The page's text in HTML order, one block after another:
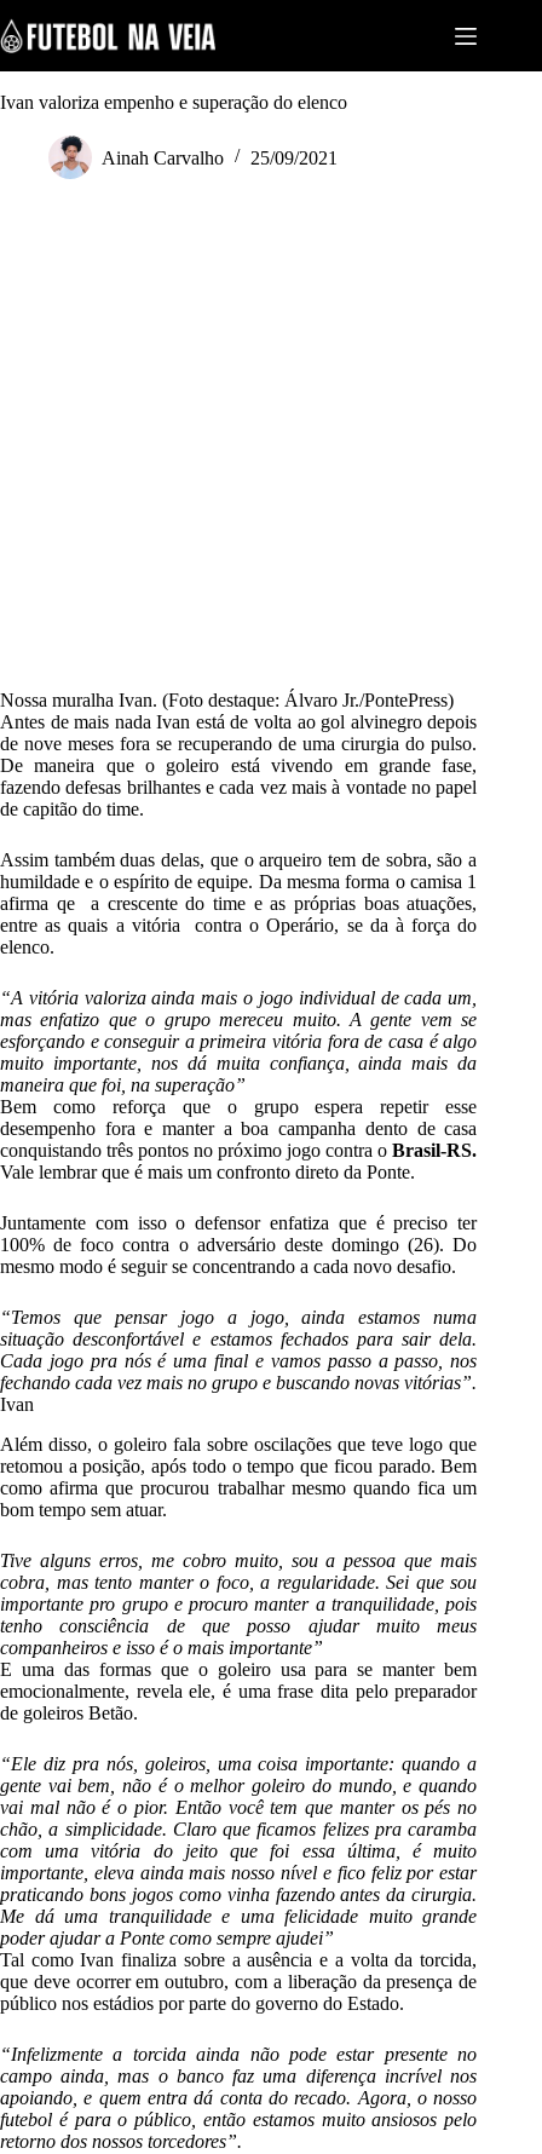
k
i
p
tIvan valoriza empenho e superação do elenco
Ainah Carvalho 25/09/2021
Nossa muralha Ivan. (Foto destaque: Álvaro Jr./PontePress)
Antes de mais nada Ivan está de volta ao gol alvinegrodepois
de nove meses fora se recuperando de uma cirurgia do pulso.
De maneira que o goleiro está vivendo em grande fase,
fazendo defesas brilhantes e cada vez mais à vontade no papel
de capitão do time.
Assim também duas delas, que o arqueiro tem de sobra, são a
humildade e o espírito de equipe. Da mesma forma o camisa 1
afirma qe a crescente do time e as próprias boas atuações,
entre as quais a vitória contra o Operário, se da à força do
elenco.
“A vitória valoriza ainda mais o jogo individual de cada um,
mas enfatizo que o grupo mereceu muito. A gente vem se
esforçando e conseguir a primeira vitória fora de casa é algo
muito importante, nos dá muita confiança, ainda mais da
maneira que foi, na superação”
Bem como reforça que o grupo espera repetir esse
desempenho fora e manter a boa campanha dento de casa
conquistando três pontos no próximo jogo contra o Brasil-RS.
Vale lembrar que é mais um confronto direto da Ponte.
Juntamente com isso o defensor enfatiza que é preciso ter
100% de foco contra o adversário deste domingo (26). Do
mesmo modo é seguir se concentrando a cada novo desafio.
“Temos que pensar jogo a jogo, ainda estamos numa
situação desconfortável e estamos fechados para sair dela.
Cada jogo pra nós é uma final e vamos passo a passo, nos
fechando cada vez mais no grupo e buscando novas vitórias”.
Ivan
Além disso, o goleiro fala sobre oscilações que teve logo que
retomou a posição, após todo o tempo que ficou parado. Bem
como afirma que procurou trabalhar mesmo quando fica um
bom tempo sem atuar.
Tive alguns erros, me cobro muito, sou a pessoa que mais
cobra, mas tento manter o foco, a regularidade. Sei que sou
importante pro grupo e procuro manter a tranquilidade, pois
tenho consciência de que posso ajudar muito meus
companheiros e isso é o mais importante”
E uma das formas que o goleiro usa para se manter bem
emocionalmente, revela ele, é uma frase dita pelo preparador
de goleiros Betão.
“Ele diz pra nós, goleiros, uma coisa importante: quando a
gente vai bem, não é o melhor goleiro do mundo, e quando
vai mal não é o pior. Então você tem que manter os pés no
chão, a simplicidade. Claro que ficamos felizes pra caramba
com uma vitória do jeito que foi essa última, é muito
importante, eleva ainda mais nosso nível e fico feliz por estar
praticando bons jogos como vinha fazendo antes da cirurgia.
Me dá uma tranquilidade e uma felicidade muito grande
poder ajudar a Ponte como sempre ajudei”
Tal como Ivan finaliza sobre a ausência e a volta da torcida,
que deve ocorrer em outubro, com a liberação da presença de
público nos estádios por parte do governo do Estado.
“Infelizmente a torcida ainda não pode estar presente no
campo ainda, mas o banco faz uma diferença incrível nos
apoiando, e quem entra dá conta do recado. Agora, o nosso
futebol é para o público, então estamos muito ansiosos pelo
retorno dos nossos torcedores”.